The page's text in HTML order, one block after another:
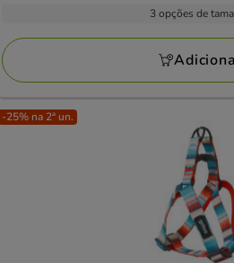
a
19.99€
3 opções de
-25% na 2ª un.